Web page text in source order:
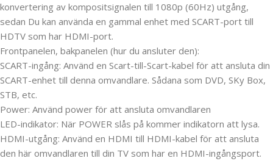
konvertering av kompositsignalen till 1080p (60Hz) utgång,
sedan Du kan använda en gammal enhet med SCART-port till
HDTV som har HDMI-port.
Frontpanelen, bakpanelen (hur du ansluter den):
SCART-ingång: Använd en Scart-till-Scart-kabel för att ansluta din
SCART-enhet till denna omvandlare. Sådana som DVD, SKy Box,
STB, etc.
Power: Använd power för att ansluta omvandlaren
LED-indikator: När POWER slås på kommer indikatorn att lysa.
HDMI-utgång: Använd en HDMI till HDMI-kabel för att ansluta
den här omvandlaren till din TV som har en HDMI-ingångsport.